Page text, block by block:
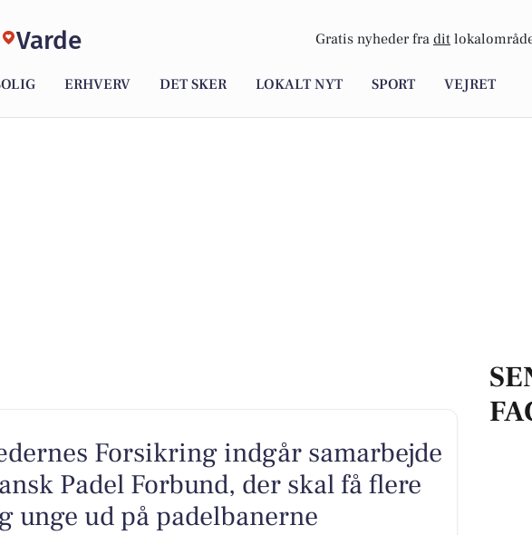
Varde Gratis nyheder fra dit
ERHVERV DET SKER LOKALT NYT SPORT VEJRET
Forsikring indgår samarbejde
Padel Forbund, der skal få flere
unge ud på padelbanerne